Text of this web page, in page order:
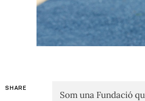
SHARE
Som una Fundació